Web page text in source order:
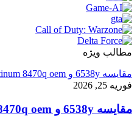
مطالب ویژه
مقایسه 6538y و intel xeon platinum 8470q oem
فوریه 25, 2026
مقایسه 6538y و intel xeon platinum 8470q oem